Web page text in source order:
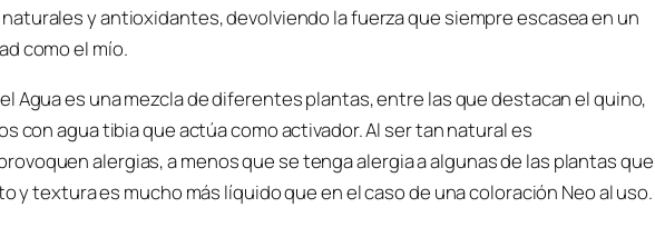
y antioxidantes, devolviendo la fuerza que siempre escasea en un
como el mío.
Agua es una mezcla de diferentes plantas, entre las que destacan el quino,
con agua tibia que actúa como activador. Al ser tan natural es
alergias, a menos que se tenga alergia a algunas de las plantas que
y textura es mucho más líquido que en el caso de una coloración Neo al uso.